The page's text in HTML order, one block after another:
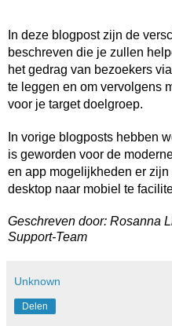
In deze blogpost zijn de
beschreven die je zullen
het gedrag van bezoekers
te leggen en om vervolgens
voor je target doelgroep.
In vorige blogposts hebben
is geworden voor de
en app mogelijkheden er
desktop naar mobiel te
Geschreven door: Rosanna
Support-Team
Unknown
Delen